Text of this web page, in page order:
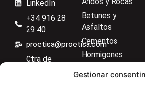
Gestionar
LinkedIn
+34 916 28
29 40
proetisa@proetisa.com
Ctra de
Betunes y
Asfaltos
Cementos
Hormigones